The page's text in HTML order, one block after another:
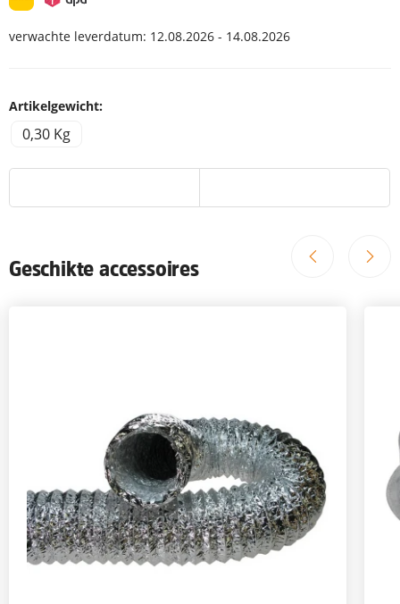
verwachte leverdatum: 12.08.2026 - 14.08.2026
Artikelgewicht:
0,30 Kg
Geschikte accessoires